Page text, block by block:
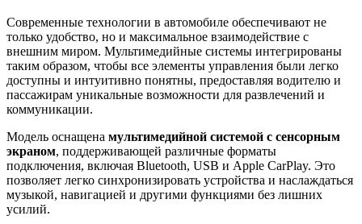
Современные технологии в автомобиле обеспечивают не
только удобство, но и максимальное взаимодействие с
внешним миром. Мультимедийные системы интегрированы
таким образом, чтобы все элементы управления были легко
доступны и интуитивно понятны, предоставляя водителю и
пассажирам уникальные возможности для развлечений и
коммуникации.
Модель оснащена мультимедийной системой с сенсорным
экраном, поддерживающей различные форматы
подключения, включая Bluetooth, USB и Apple CarPlay. Это
позволяет легко синхронизировать устройства и наслаждаться
музыкой, навигацией и другими функциями без лишних
усилий.